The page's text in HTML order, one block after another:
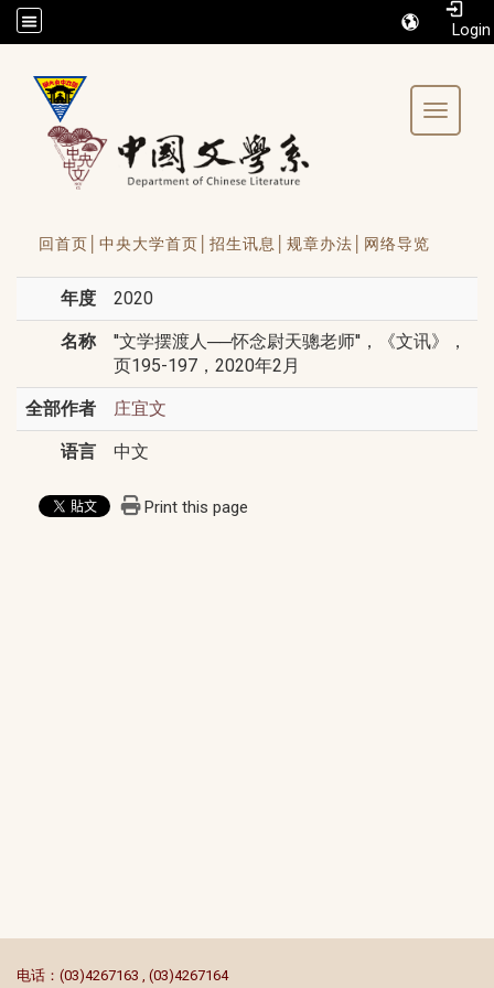
/accesskey"" title="Toolbar">:::
Toggle
回首页│ 中央大学首页│ 招生讯息│ 规章办法│ 网络导览
年度 2020
名称
''文学摆渡人──怀念尉天骢老师''，《文讯》，
页195-197，2020年2月
全部作者 庄宜文
语言 中文
Print this page
电话：(03)4267163 , (03)4267164